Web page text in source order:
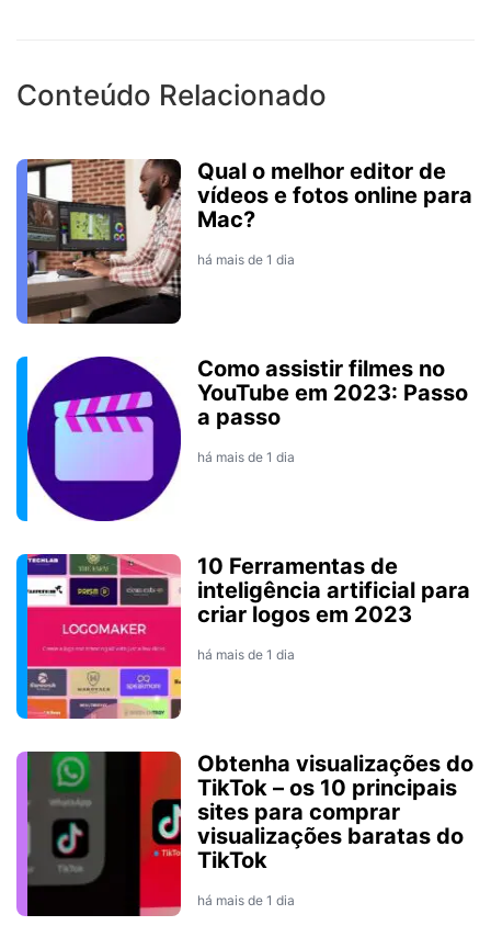
Conteúdo Relacionado
Qual o melhor editor de
vídeos e fotos online para
Mac?
há mais de 1 dia
Como assistir filmes no
YouTube em 2023: Passo
a passo
há mais de 1 dia
10 Ferramentas de
inteligência artificial para
criar logos em 2023
há mais de 1 dia
Obtenha visualizações do
TikTok – os 10 principais
sites para comprar
visualizações baratas do
TikTok
há mais de 1 dia